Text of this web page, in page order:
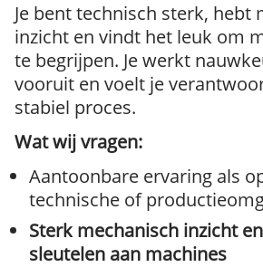
Je bent technisch sterk, hebt
inzicht en vindt het leuk om
te begrijpen. Je werkt
vooruit en voelt je
stabiel proces.
Wat wij vragen:
Aantoonbare ervaring als
technische of
Sterk mechanisch inzicht
sleutelen aan machines